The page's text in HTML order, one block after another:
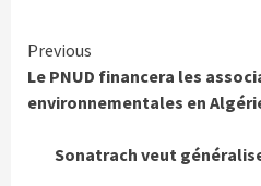
Continue
Reading
Previous
Le PNUD financera les
environnementales en
Sonatrach veut